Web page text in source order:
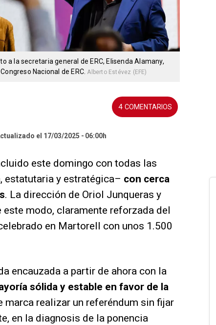
a la secretaria general de ERC, Elisenda Alamany,
Nacional de ERC. Alberto Estévez (EFE)
el 17/03/2025 06:00h
4
este domingo con todas las
estatutaria y estratégica– con cerca
. La dirección de Oriol Junqueras y
modo, claramente reforzada del
en Martorell con unos 1.500
encauzada a partir de ahora con la
sólida y estable en favor de la
marca realizar un referéndum sin fijar
en la diagnosis de la ponencia